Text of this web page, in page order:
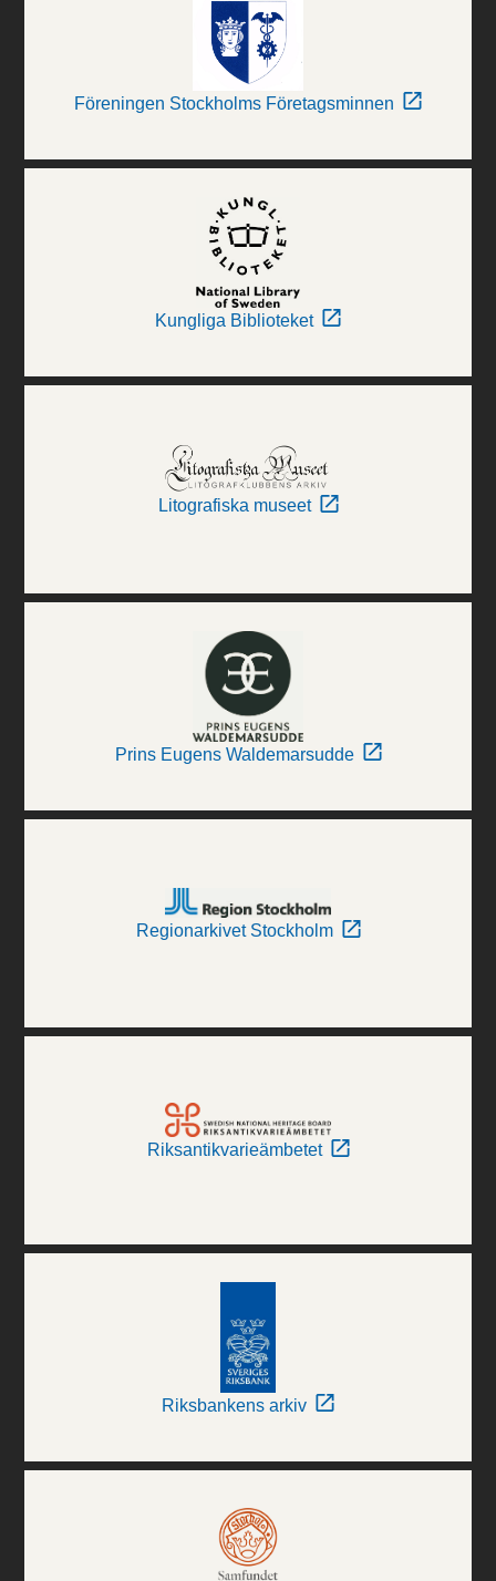
Föreningen Stockholms Företagsminnen
Kungliga Biblioteket
Litografiska museet
Prins Eugens Waldemarsudde
Regionarkivet Stockholm
Riksantikvarieämbetet
Riksbankens arkiv